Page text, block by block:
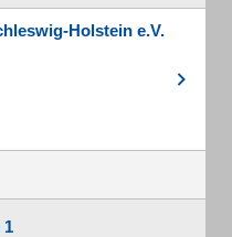
Holstein e.V.
1